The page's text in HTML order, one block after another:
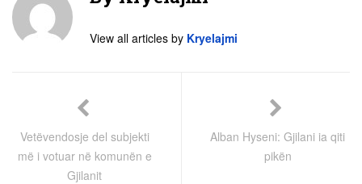
View all articles by Kryelajmi
Vetëvendosje del subjekti
më i votuar në komunën e
Gjilanit
Alban Hyseni: Gjilani ia qiti
pikën